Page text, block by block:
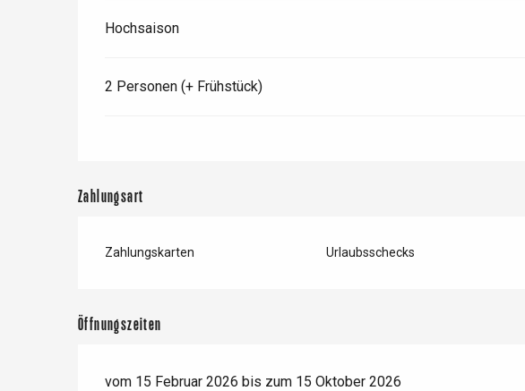
Hochsaison
2 Personen (+ Frühstück)
Zahlungsart
Zahlungskarten Urlaubsschecks
Öffnungszeiten
vom 15 Februar 2026 bis zum 15 Oktober 2026